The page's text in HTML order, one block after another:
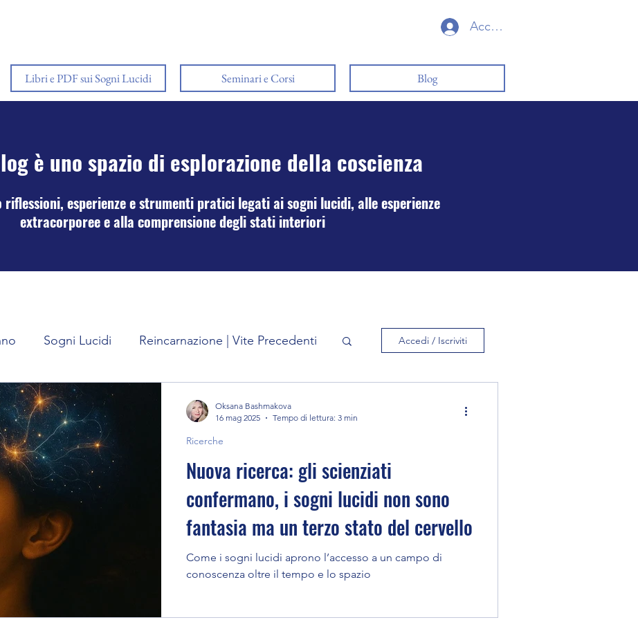
Accedi
Libri e PDF sui Sogni Lucidi Seminari e Corsi Blog
è uno spazio di esplorazione della coscienza
riflessioni, esperienze e strumenti pratici legati ai sogni lucidi, alle esperienze
extracorporee e alla comprensione degli stati interiori
Sogni Lucidi Reincarnazione | Vite Precedenti
Effetto Viaggi Astrali
sogni Esperienza di pre-morte | NDE
Corpo onirico Personaggi dei sogni
spirituale Esperienze Extracorporee
I benefici delle esperienze extrac OBE
Accedi / Iscriviti
Nuova ricerca: gli scienziati
confermano, i sogni lucidi non sono
fantasia ma un terzo stato del cervello
Come i sogni lucidi aprono l’accesso a un campo di
conoscenza oltre il tempo e lo spazio
Ricerche
Oksana Bashmakova
16 mag 2025
Tempo di lettura: 3 min